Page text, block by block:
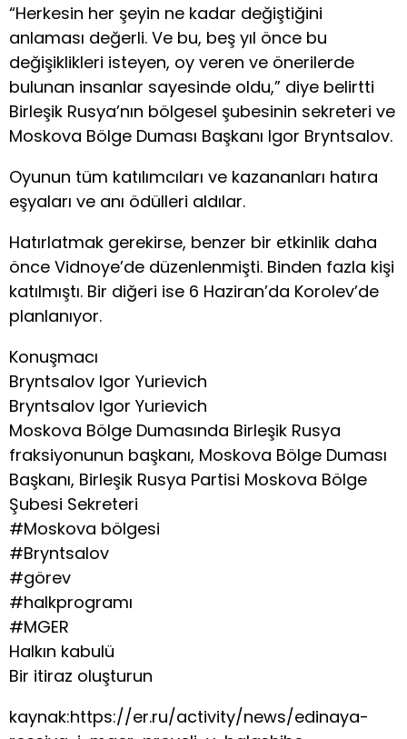
“Herkesin her şeyin ne kadar değiştiğini
anlaması değerli. Ve bu, beş yıl önce bu
değişiklikleri isteyen, oy veren ve önerilerde
bulunan insanlar sayesinde oldu,” diye belirtti
Birleşik Rusya’nın bölgesel şubesinin sekreteri ve
Moskova Bölge Duması Başkanı Igor Bryntsalov.
Oyunun tüm katılımcıları ve kazananları hatıra
eşyaları ve anı ödülleri aldılar.
Hatırlatmak gerekirse, benzer bir etkinlik daha
önce Vidnoye’de düzenlenmişti. Binden fazla kişi
katılmıştı. Bir diğeri ise 6 Haziran’da Korolev’de
planlanıyor.
Konuşmacı
Bryntsalov Igor Yurievich
Bryntsalov Igor Yurievich
Moskova Bölge Dumasında Birleşik Rusya
fraksiyonunun başkanı, Moskova Bölge Duması
Başkanı, Birleşik Rusya Partisi Moskova Bölge
Şubesi Sekreteri
#Moskova bölgesi
#Bryntsalov
#görev
#halkprogramı
#‎MGER
Halkın kabulü
Bir itiraz oluşturun
kaynak:https://er.ru/activity/news/edinaya-